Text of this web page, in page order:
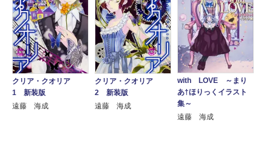
クリア・クオリア
1 新装版
遠藤 海成
クリア・クオリア
2 新装版
遠藤 海成
with LOVE ～まり
あ†ほりっくイラスト
集～
遠藤 海成